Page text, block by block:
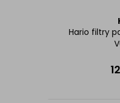
Hario filtry